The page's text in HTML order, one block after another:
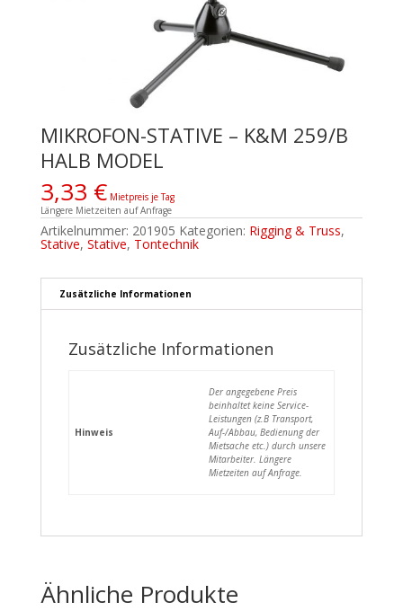
MIKROFON-STATIVE – K&M 259/B
HALB MODEL
3,33 € Mietpreis je Tag
Längere Mietzeiten auf Anfrage
Artikelnummer: 201905 Kategorien: Rigging & Truss,
Stative, Stative, Tontechnik
Zusätzliche Informationen
Zusätzliche Informationen
Hinweis
Der angegebene Preis
beinhaltet keine Service-
Leistungen (z.B Transport,
Auf-/Abbau, Bedienung der
Mietsache etc.) durch unsere
Mitarbeiter. Längere
Mietzeiten auf Anfrage.
Ähnliche Produkte